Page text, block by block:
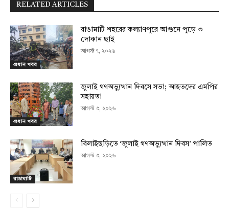
RELATED ARTICLES
প্রধান খবর
রাঙামাটি শহরের কল্যাণপুরে আগুনে পুড়ে ৩
দোকান ছাই
আগস্ট ৭, ২০২৬
প্রধান খবর
জুলাই গণঅভ্যুত্থান দিবসে সভা; আহতদের এমপির
সহায়তা
আগস্ট ৫, ২০২৬
রাঙামাটি
বিলাইছড়িতে ‘জুলাই গণঅভ্যুত্থান দিবস’ পালিত
আগস্ট ৫, ২০২৬